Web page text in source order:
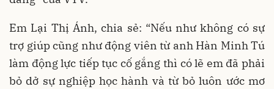
Em Lại Thị Ánh, chia sẻ: “Nếu như không có sự
trợ giúp cũng như động viên từ anh Hàn Minh Tú
làm động lực tiếp tục cố gắng thì có lẽ em đã phải
bỏ dở sự nghiệp học hành và từ bỏ luôn ước mơ